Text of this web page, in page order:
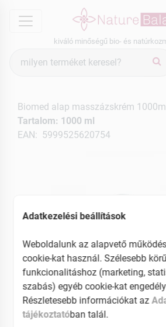
menu
kiváló minőségű bio- és
keresés
Biomed alap masszázskrém
Tartalom: 1000 ml
EAN: 5999525620754
Adatkezelési beállítások
Weboldalunk az alapvető
cookie-kat használ. Szélesebb körű
funkcionalitáshoz (marketing,
szabás) egyéb cookie-kat
Részletesebb információkat az
tájékoztatóban talál.